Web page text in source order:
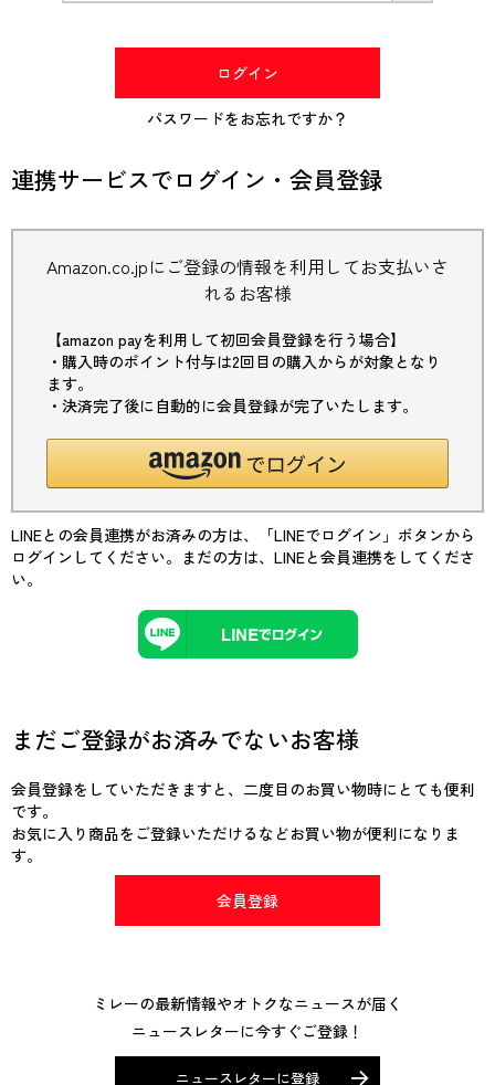
ログイン
パスワードをお忘れですか？
連携サービスでログイン・会員登録
Amazon.co.jpにご登録の情報を利用してお支払いさ
れるお客様
【amazon payを利用して初回会員登録を行う場合】
・購入時のポイント付与は2回目の購入からが対象となり
ます。
・決済完了後に自動的に会員登録が完了いたします。
LINEとの会員連携がお済みの方は、「LINEでログイン」ボタンから
ログインしてください。まだの方は、 LINEと会員連携をしてくださ
い。
まだご登録がお済みでないお客様
会員登録をしていただきますと、二度目のお買い物時にとても便利
です。
お気に入り商品をご登録いただけるなどお買い物が便利になりま
す。
会員登録
ミレーの最新情報やオトクなニュースが届く
ニュースレターに今すぐご登録！
ニュースレターに登録